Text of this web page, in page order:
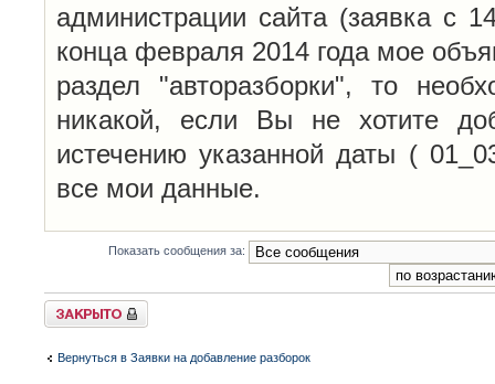
администрации сайта (заявка с
конца февраля 2014 года мое
раздел "авторазборки", то
никакой, если Вы не хотите
истечению указанной даты (
все мои данные.
Показать сообщения за:
Закрыто
Вернуться в Заявки на добавление разборок